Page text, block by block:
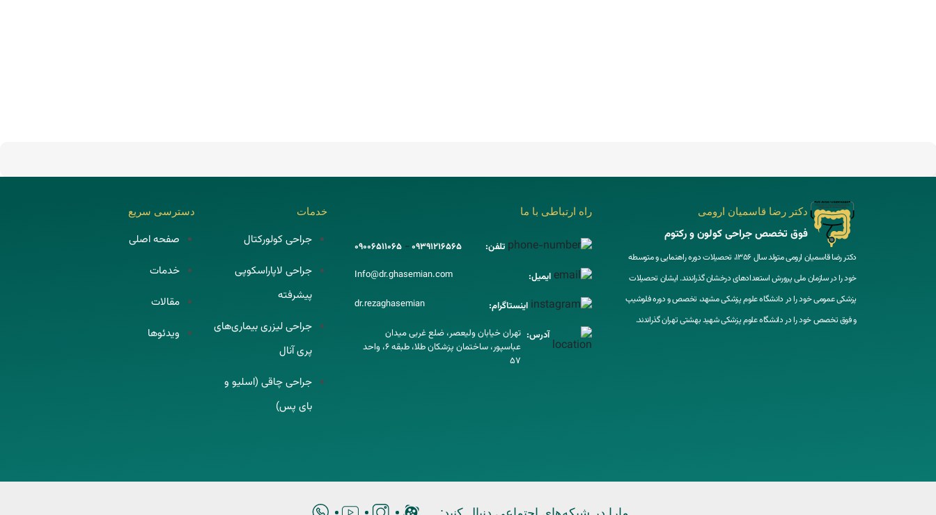
دکتر رضا قاسمیان ارومی
فوق تخصص جراحی کولون و رکتوم
دکتر رضا قاسمیان ارومی متولد سال 1356، تحصیلات دوره راهنمایی و متوسطه
خود را در سازمان ملی پرورش استعدادهای درخشان گذراندند. ایشان تحصیلات
پزشکی عمومی خود را در دانشگاه علوم پزشکی مشهد، تخصص و دوره فلوشیپ
و فوق تخصص خود را در دانشگاه علوم پزشکی شهید بهشتی تهران گذراندند.
راه ارتباطی با ما
تلفن: 09391216565
-
09006511065
ایمیل: Info@dr.ghasemian.com
اینستاگرام: dr.rezaghasemian
آدرس: تهران خیابان ولیعصر، ضلع غربی میدان
عباسپور، ساختمان پزشکان طلا، طبقه 6، واحد
57
خدمات
جراحی کولورکتال
جراحی لاپاراسکوپی
پیشرفته
جراحی لیزری بیماری‌های
پری آنال
جراحی چاقی (اسلیو و
بای پس)
دسترسی سریع
صفحه اصلی
خدمات
مقالات
ویدئوها